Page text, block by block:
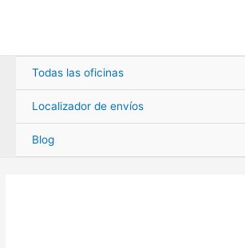
Todas las oficinas
Localizador de envíos
Blog